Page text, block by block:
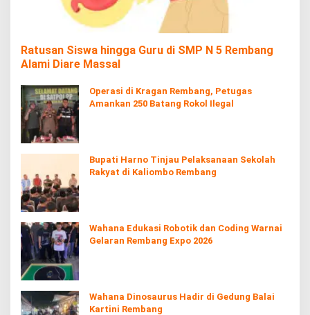
Ratusan Siswa hingga Guru di SMP N 5 Rembang
Alami Diare Massal
Operasi di Kragan Rembang, Petugas
Amankan 250 Batang Rokol Ilegal
Bupati Harno Tinjau Pelaksanaan Sekolah
Rakyat di Kaliombo Rembang
Wahana Edukasi Robotik dan Coding Warnai
Gelaran Rembang Expo 2026
Wahana Dinosaurus Hadir di Gedung Balai
Kartini Rembang